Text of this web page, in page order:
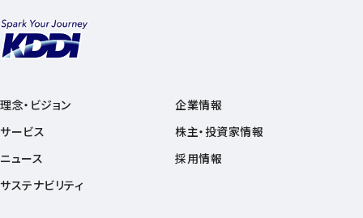
理念・ビジョン
サービス
ニュース
サステナビリティ
企業情報
株主・投資家情報
採用情報